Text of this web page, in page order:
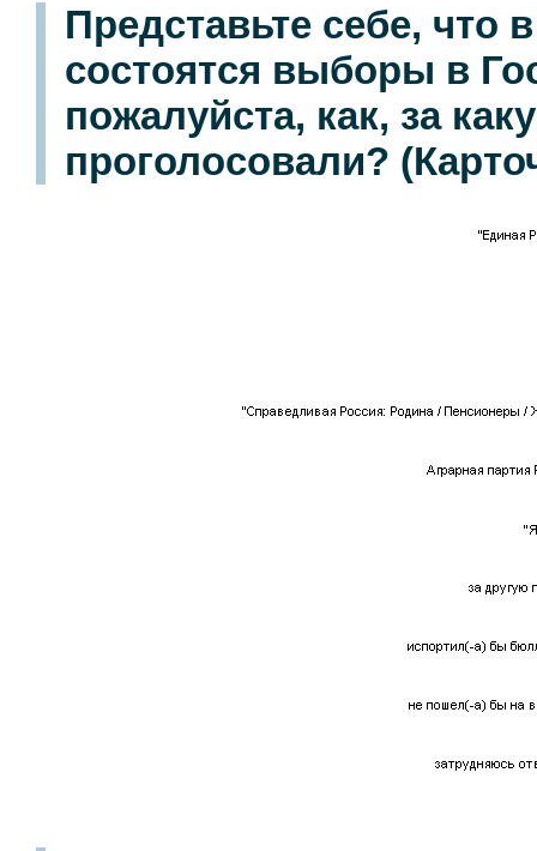
Представьте себе, что
состоятся выборы в
пожалуйста, как, за
проголосовали?